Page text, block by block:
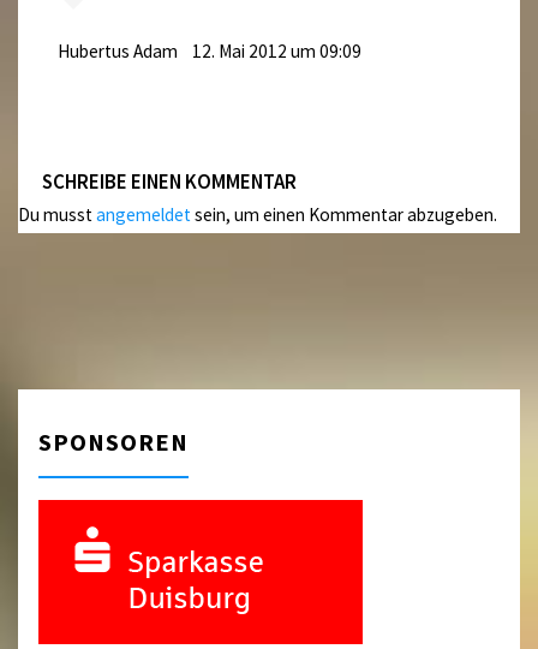
Hubertus Adam 12. Mai 2012 um 09:09
SCHREIBE EINEN KOMMENTAR
Du musstangemeldetsein, um einen Kommentar abzugeben.
SPONSOREN